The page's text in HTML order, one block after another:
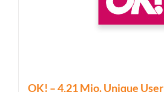
OK! – 4,21 Mio. Unique User